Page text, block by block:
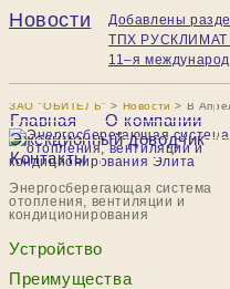
Новости
Добавлены
ТПХ РУСКЛИМАТ
11–я
Главная О компании
Эжекционный доводчик
Контакты
ЗАО "ОБИТЕЛЬ" > Новости > В
Энергосберегающая система
отопления, вентиляции и
кондиционирования
Устройство
Преимущества